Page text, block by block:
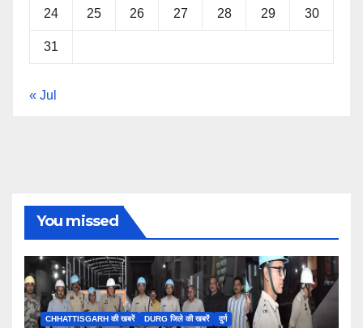
24 25 26 27 28 29 30
31
« Jul
You missed
CHHATTISGARH की खबरें DURG जिले की खबरें दुर्ग